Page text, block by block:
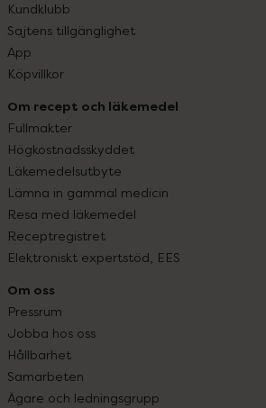
Kundklubb
Sajtens tillgänglighet
App
Köpvillkor
Om recept och läkemedel
Fullmakter
Högkostnadsskyddet
Läkemedelsutbyte
Lämna in gammal medicin
Resa med läkemedel
Receptregistret
Elektroniskt expertstöd, EES
Om oss
Pressrum
Jobba hos oss
Hållbarhet
Samarbeten
Ägare och ledningsgrupp